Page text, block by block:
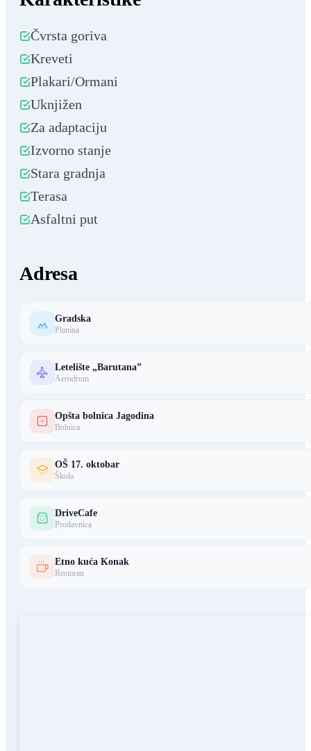
Čvrsta goriva
Kreveti
Plakari/Ormani
Uknjižen
Za adaptaciju
Izvorno stanje
Stara gradnja
Terasa
Asfaltni put
Adresa
Gradska
Planina
Letelište „Barutana”
Aerodrom
Opšta bolnica Jagodina
Bolnica
OŠ 17. oktobar
Škola
DriveCafe
Prodavnica
Etno kuća Konak
Restoran